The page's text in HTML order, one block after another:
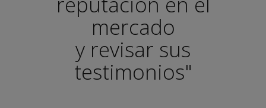
mercado
y revisar sus
testimonios"